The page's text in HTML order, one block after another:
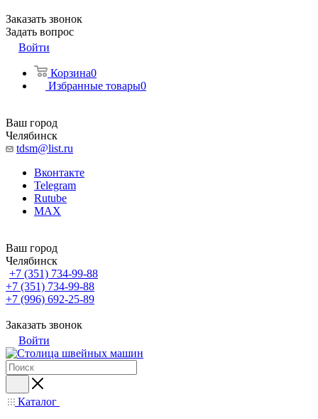
Заказать звонок
Задать вопрос
Войти
Корзина0
Избранные товары0
Ваш город
Челябинск
tdsm@list.ru
Вконтакте
Telegram
Rutube
MAX
Ваш город
Челябинск
+7 (351) 734-99-88
+7 (351) 734-99-88
+7 (996) 692-25-89
Заказать звонок
Войти
Каталог